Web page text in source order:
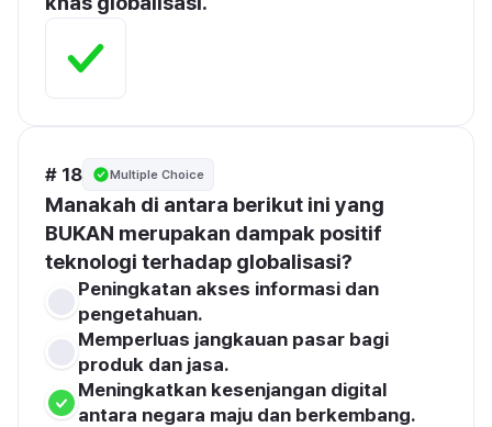
# 18 Multiple Choice
Manakah di antara berikut ini yang
BUKAN merupakan dampak positif
teknologi terhadap globalisasi?
Peningkatan akses informasi dan
pengetahuan.
Memperluas jangkauan pasar bagi
produk dan jasa.
Meningkatkan kesenjangan digital
antara negara maju dan berkembang.